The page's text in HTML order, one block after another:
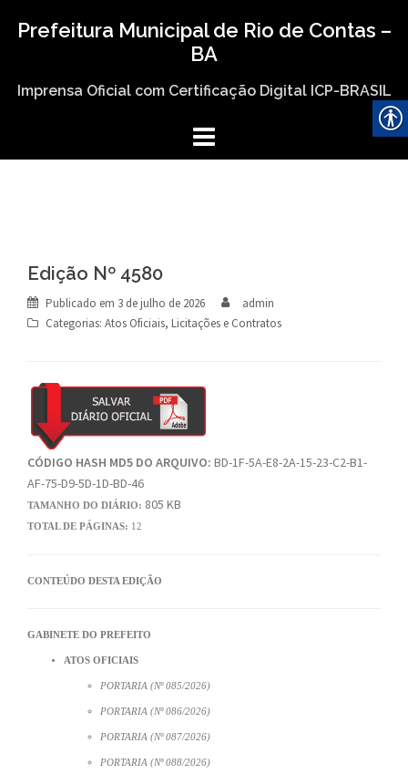
Prefeitura Municipal de Rio de Contas –
BA
Imprensa Oficial com Certificação Digital ICP-BRASIL
Edição Nº 4580
Publicado em 3 de julho de 2026
admin
Categorias: Atos Oficiais, Licitações e Contratos
CÓDIGO HASH MD5 DO ARQUIVO: BD-1F-5A-E8-2A-15-23-C2-B1-
AF-75-D9-5D-1D-BD-46
TAMANHO DO DIÁRIO: 805 KB
TOTAL DE PÁGINAS: 12
CONTEÚDO DESTA EDIÇÃO
GABINETE DO PREFEITO
ATOS OFICIAIS
PORTARIA (Nº 085/2026)
PORTARIA (Nº 086/2026)
PORTARIA (Nº 087/2026)
PORTARIA (Nº 088/2026)